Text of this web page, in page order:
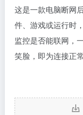
这是一款电脑断网
件、游戏或运行时
监控是否能联网，
笑脸，即为连接正